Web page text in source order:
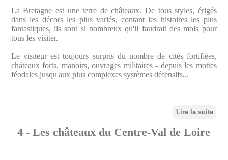
La Bretagne est une terre de châteaux. De tous styles, érigés
dans les décors les plus variés, contant les histoires les plus
fantastiques, ils sont si nombreux qu'il faudrait des mois pour
tous les visiter.
Le visiteur est toujours surpris du nombre de cités fortifiées,
châteaux forts, manoirs, ouvrages militaires - depuis les mottes
féodales jusqu'aux plus complexes systèmes défensifs...
Lire la suite
4 - Les châteaux du Centre-Val de Loire